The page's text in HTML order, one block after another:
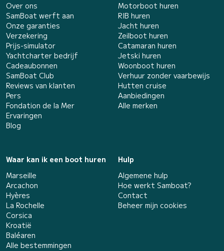
Over ons
SamBoat werft aan
Onze garanties
Verzekering
Prijs-simulator
Yachtcharter bedrijf
Cadeaubonnen
SamBoat Club
Reviews van klanten
Pers
Fondation de la Mer
Ervaringen
Blog
Motorboot huren
RIB huren
Jacht huren
Zeilboot huren
Catamaran huren
Jetski huren
Woonboot huren
Verhuur zonder vaarbewijs
Hutten cruise
Aanbiedingen
Alle merken
Waar kan ik een boot huren
Marseille
Arcachon
Hyères
La Rochelle
Corsica
Kroatië
Baléaren
Alle bestemmingen
Hulp
Algemene hulp
Hoe werkt Samboat?
Contact
Beheer mijn cookies